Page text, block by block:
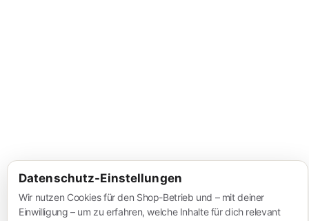
Datenschutz-Einstellungen
Wir nutzen Cookies für den Shop-Betrieb und – mit deiner
Einwilligung – um zu erfahren, welche Inhalte für dich relevant